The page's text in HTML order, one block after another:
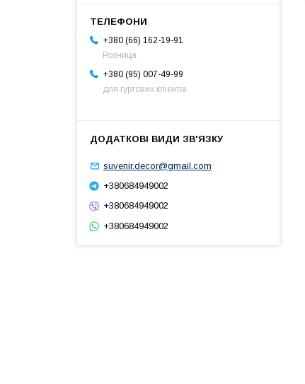
+380 (66) 162-19-91
Розница
+380 (95) 007-49-99
для гуртових клієнтів
suvenir.decor@gmail.com
+380684949002
+380684949002
+380684949002